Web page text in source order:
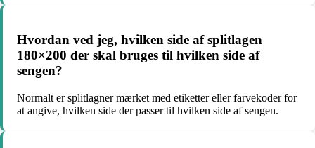
Hvordan ved jeg, hvilken side af splitlagen
180×200 der skal bruges til hvilken side af
sengen?
Normalt er splitlagner mærket med etiketter eller farvekoder for
at angive, hvilken side der passer til hvilken side af sengen.